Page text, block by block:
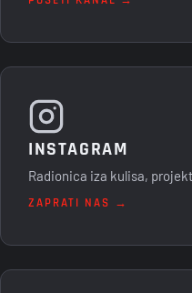
INSTAGRAM
Radionica iza kulisa,
ZAPRATI NAS →